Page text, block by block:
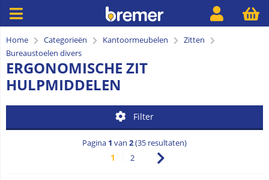
Home Categorieën Kantoormeubelen
Zitten
Bureaustoelen divers
ERGONOMISCHE ZIT
HULPMIDDELEN
Filter
Pagina 1 van 2(35 resultaten)
1 2